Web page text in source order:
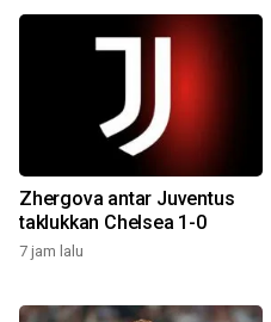
Zhergova antar Juventus
taklukkan Chelsea 1-0
7 jam lalu